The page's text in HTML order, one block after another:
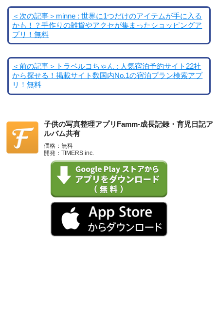
＜次の記事＞minne : 世界に1つだけのアイテムが手に入る
かも！？手作りの雑貨やアクセが集まったショッピングア
プリ！無料
＜前の記事＞トラベルコちゃん : 人気宿泊予約サイト22社
から探せる！掲載サイト数国内No.1の宿泊プラン検索アプ
リ！無料
子供の写真整理アプリFamm-成長記録・育児日記ア
ルバム共有
価格：無料
開発：TIMERS inc.